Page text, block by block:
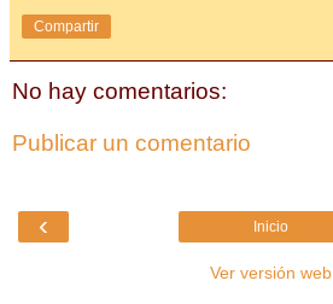
Compartir
No hay comentarios:
Publicar un comentario
‹ Inicio
Ver versión web